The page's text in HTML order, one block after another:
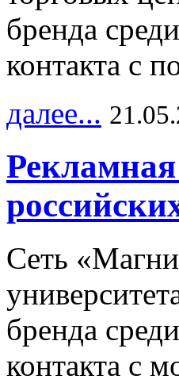
бренда
контакта с
далее...
Сеть
бренда
контакта с